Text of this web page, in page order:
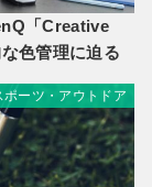
「Creative
色管理に迫る
ポーツ・アウトドア